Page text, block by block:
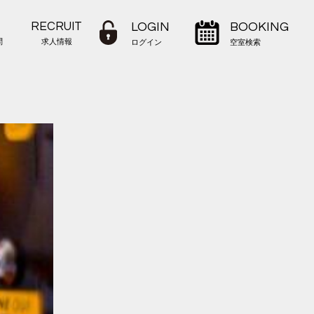
RECRUIT
求人情報
LOGIN
ログイン
BOOKING
空室検索